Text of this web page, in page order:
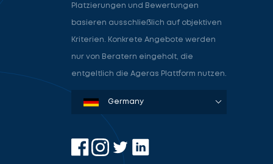
Platzierungen und Bewertungen
basieren ausschließlich auf objektiven
Kriterien. Konkrete Angebote werden
nur von Beratern eingeholt, die
entgeltlich die Ageras Plattform nutzen.
Denmark
Sweden
Norway
Netherlands
Germany
USA